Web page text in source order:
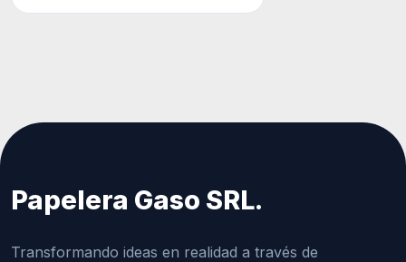
Papelera Gaso SRL.
Transformando ideas en realidad a través de